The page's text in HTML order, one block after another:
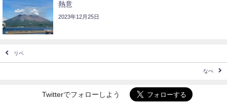
熱意
2023年12月25日
リベ
なべ
Twitterでフォローしよう